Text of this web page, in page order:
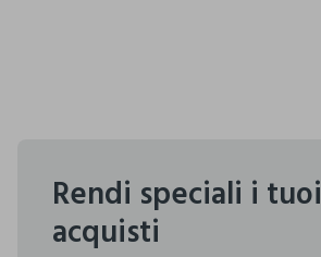
Rendi speciali i tuoi
acquisti